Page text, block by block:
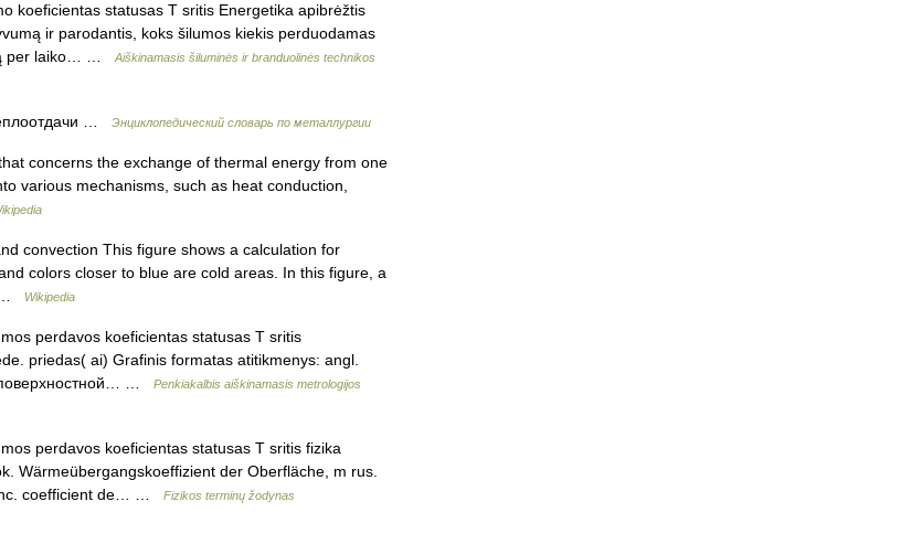
koeficientas statusas T sritis Energetika apibrėžtis
ir parodantis, koks šilumos kiekis perduodamas
per laiko… …
Aiškinamasis šiluminės ir branduolinės technikos
… Энциклопедический словарь по металлургии
concerns the exchange of thermal energy from one
various mechanisms, such as heat conduction,
convection This figure shows a calculation for
colors closer to blue are cold areas. In this figure, a
…
Wikipedia
perdavos koeficientas statusas T sritis
priedas( ai) Grafinis formatas atitikmenys: angl.
…
Penkiakalbis aiškinamasis metrologijos
perdavos koeficientas statusas T sritis fizika
Wärmeübergangskoeffizient der Oberfläche, m rus.
coefficient de… …
Fizikos terminų žodynas